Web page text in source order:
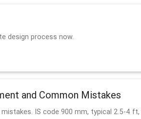
design process now.
and Common Mistakes
IS code 900 mm, typical 2.5-4 ft,